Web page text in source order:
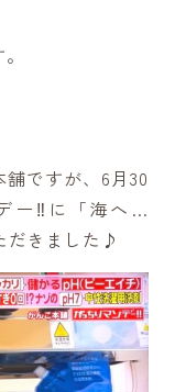
ですが、6月30
ー‼に「海へ…
だきました♪